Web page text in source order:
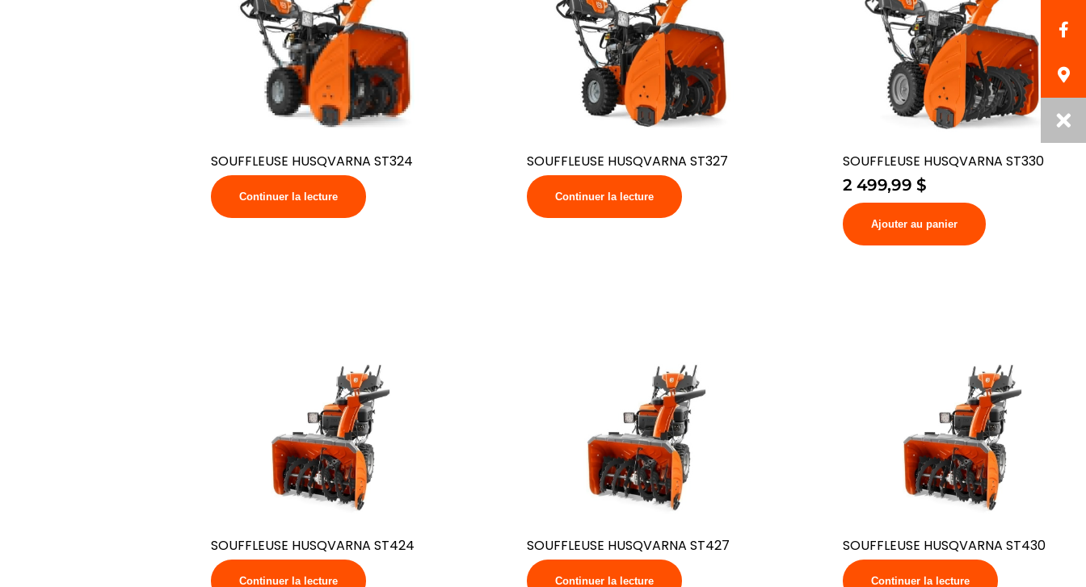
SOUFFLEUSE HUSQVARNA ST324
Continuer la lecture
SOUFFLEUSE HUSQVARNA ST327
Continuer la lecture
SOUFFLEUSE HUSQVARNA ST330
2 499,99 $
Ajouter au panier
SOUFFLEUSE HUSQVARNA ST424
Continuer la lecture
SOUFFLEUSE HUSQVARNA ST427
Continuer la lecture
SOUFFLEUSE HUSQVARNA ST430
Continuer la lecture